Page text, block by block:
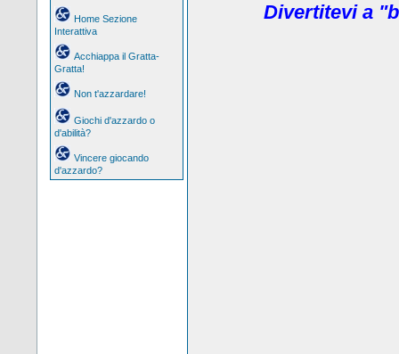
Home Sezione
Interattiva
Acchiappa il Gratta-
Gratta!
Non t'azzardare!
Giochi d'azzardo o
d'abilità?
Vincere giocando
d'azzardo?
Divertitevi a